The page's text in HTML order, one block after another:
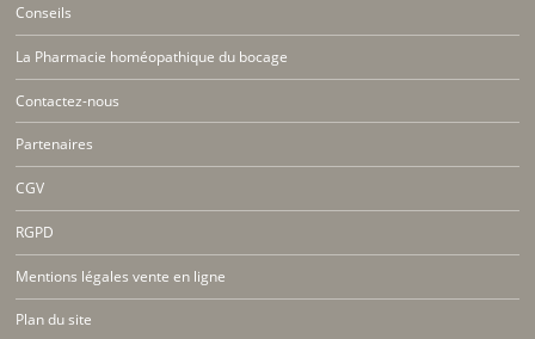
Conseils
La Pharmacie homéopathique du bocage
Contactez-nous
Partenaires
CGV
RGPD
Mentions légales vente en ligne
Plan du site